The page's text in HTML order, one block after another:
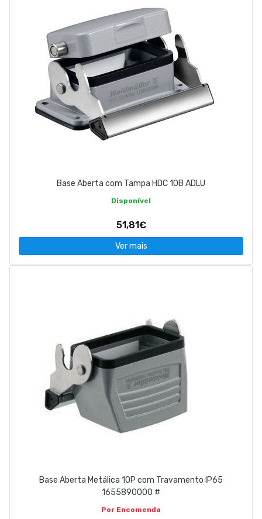
Base Aberta com Tampa HDC 10B ADLU
Disponível
51,81€
Ver mais
Base Aberta Metálica 10P com Travamento IP65
1655890000 #
Por Encomenda